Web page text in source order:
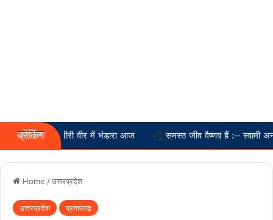
ब्रेकिंग
खीरी वीर में भंडारा आज समस्त जीव वैष्णव हैं :-- स्वामी अनतांचार्य
Home /उत्तरप्रदेश
उत्तरप्रदेश प्रतापगढ़